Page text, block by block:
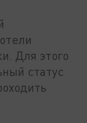
Для этого
статус